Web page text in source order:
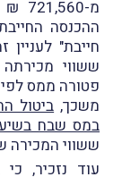
חייבת"
פטורה ממס לפי
משכך, ביטול
במס שבח בשיעור 25% אלא גם חיוב
ששווי המכירה של